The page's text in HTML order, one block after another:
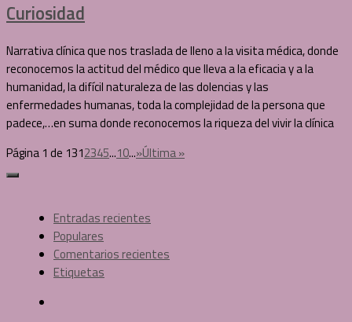
Curiosidad
Narrativa clínica que nos traslada de lleno a la visita médica, donde
reconocemos la actitud del médico que lleva a la eficacia y a la
humanidad, la difícil naturaleza de las dolencias y las
enfermedades humanas, toda la complejidad de la persona que
padece,…en suma donde reconocemos la riqueza del vivir la clínica
Página 1 de 1312345...10...»Última »
Entradas recientes
Populares
Comentarios recientes
Etiquetas